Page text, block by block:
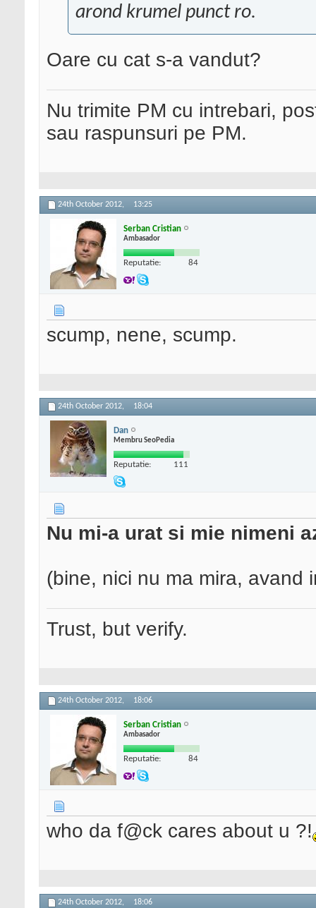
arond krumel punct ro.
Oare cu cat s-a vandut?
Nu trimite PM cu intrebari,
sau raspunsuri pe PM.
24th October 2012, 13:25
Serban Cristian
Ambasador
Reputatie: 84
scump, nene, scump.
24th October 2012, 18:04
Dan
Membru SeoPedia
Reputatie: 111
Nu mi-a urat si mie nimeni
(bine, nici nu ma mira, avand
Trust, but verify.
24th October 2012, 18:06
Serban Cristian
Ambasador
Reputatie: 84
who da f@ck cares about u ?!
24th October 2012, 18:06